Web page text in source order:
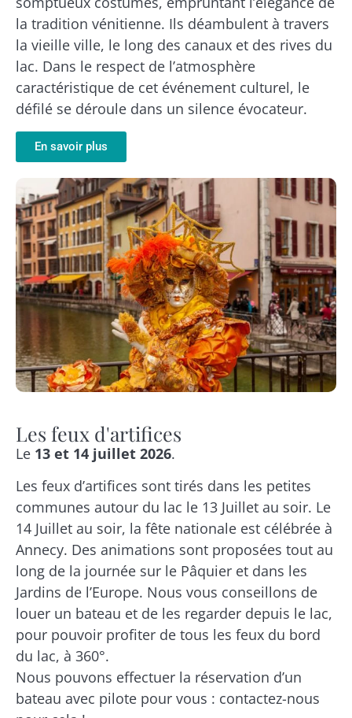
la tradition vénitienne. Ils déambulent à travers
la vieille ville, le long des canaux et des rives du
lac. Dans le respect de l’atmosphère
caractéristique de cet événement culturel, le
défilé se déroule dans un silence évocateur.
En savoir plus
Les feux d'artifices
Le 13 et 14 juillet 2026.
Les feux d’artifices sont tirés dans les petites
communes autour du lac le 13 Juillet au soir. Le
14 Juillet au soir, la fête nationale est célébrée à
Annecy. Des animations sont proposées tout au
long de la journée sur le Pâquier et dans les
Jardins de l’Europe. Nous vous conseillons de
louer un bateau et de les regarder depuis le lac,
pour pouvoir profiter de tous les feux du bord
du lac, à 360°.
Nous pouvons effectuer la réservation d’un
bateau avec pilote pour vous : contactez-nous